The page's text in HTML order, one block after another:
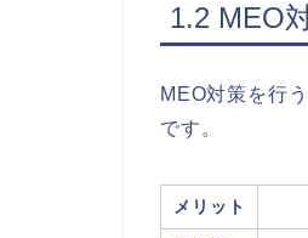
1.2 MEO
MEO対策を行
です。
メリット